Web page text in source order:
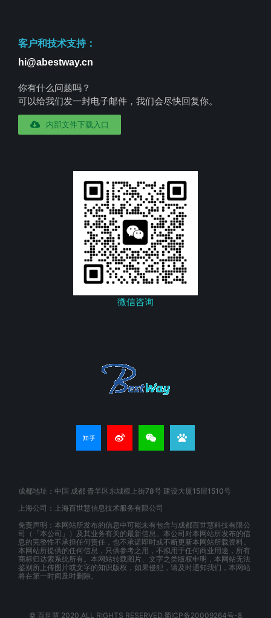
客户和技术支持：
hi@abestway.cn
你有什么问题吗？
可以给我们发一封电子邮件，我们会尽快回复你。
内部文件下载入口
微信咨询
成都地址：中国 成都 青羊区东城根上街78号 建设大厦15层1510号
上海公司：上海百世慧信息技术服务有限公司
免责声明：本网站所发布的信息中可能未有包含与成都百世慧科技有限公
司（「本公司」）及其业务有关的最新信息。本公司对本网站所发布的信
息的完整性不承担任何责任，也不承诺即时或不断更新本网站所载资料。
本网站所提供的任何信息，只供参考之用，不拟用于任何商业用途，所有
商标归达索系统所有。本网站转载图片、文字之类版权申明，本网站无法
鉴别所上传图片或文字的知识版权，如果侵犯，请及时通知我们，本网站
将在第一时间及时删除。
© 百世慧 2020.ALL RIGHTS RESERVED.蜀ICP备20009264号-8